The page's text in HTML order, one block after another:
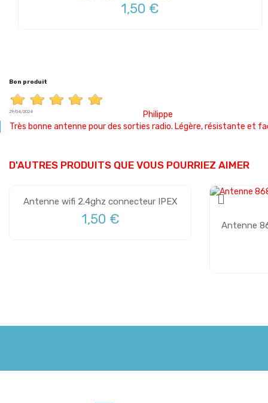
1,50 €
Bon produit
29/04/2024
Philippe
Très bonne antenne pour des sorties radio. Légère, résistante et
D'AUTRES PRODUITS QUE VOUS POURRIEZ AIMER
Antenne wifi 2.4ghz connecteur IPEX
1,50 € Antenne